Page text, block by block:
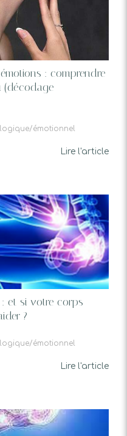
: comprendre
(décodage
émotionnel
Lire l'article
et si votre corps
?
émotionnel
Lire l'article